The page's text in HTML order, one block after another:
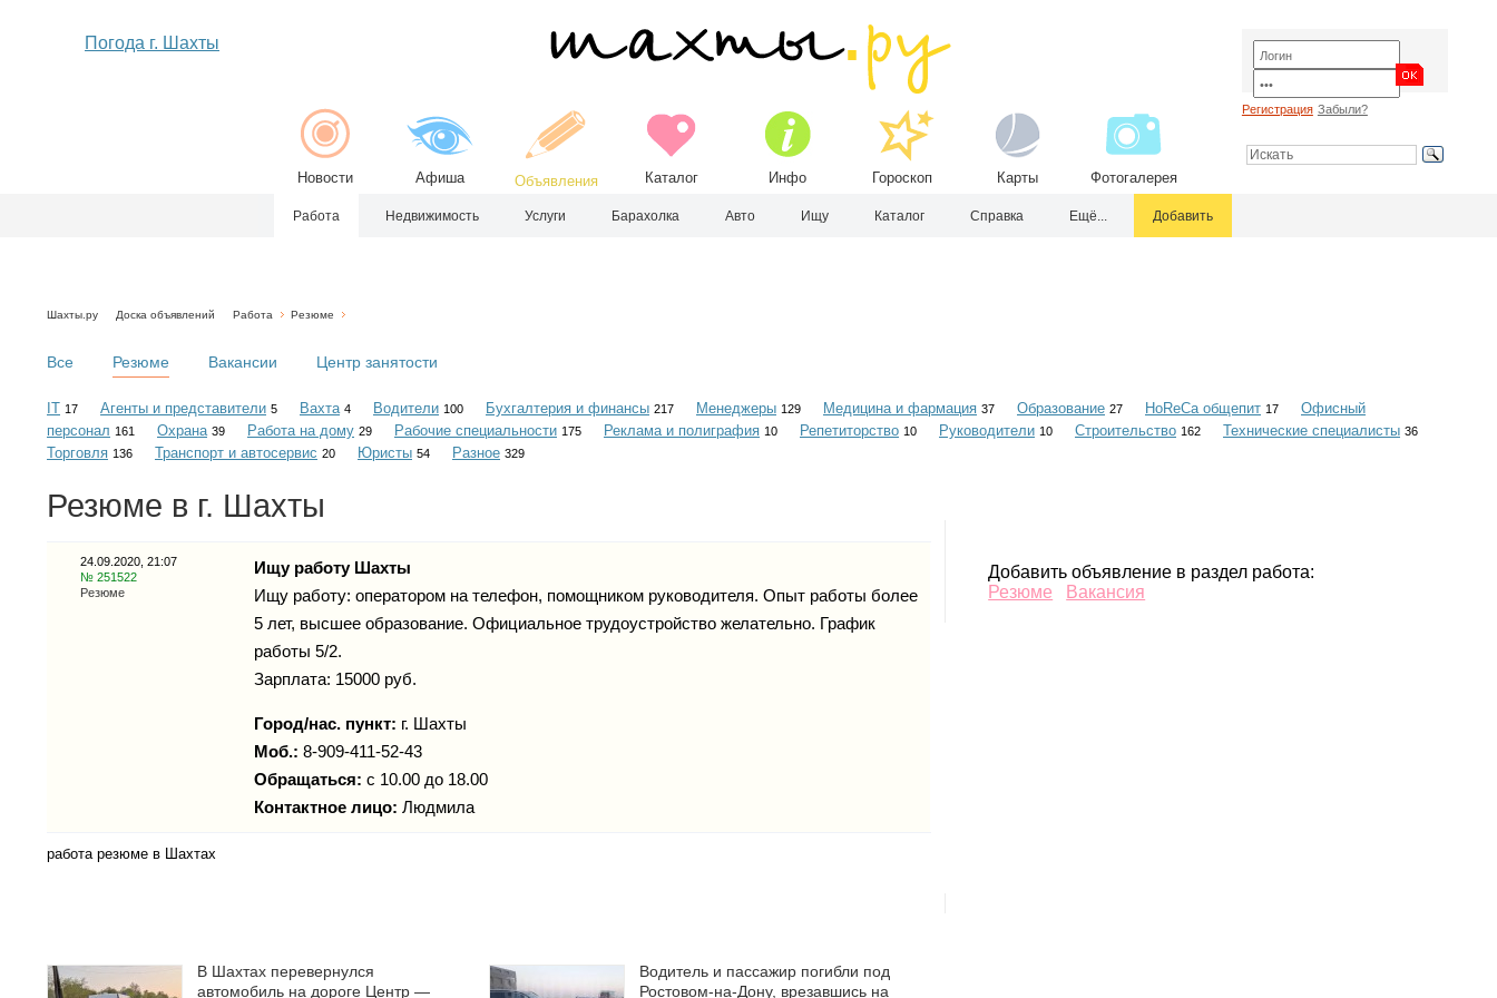
Погода г. Шахты
Новости Афиша Объявления Каталог Инфо Гороскоп Карты Фотогалерея
Регистрация Забыли?
Работа Недвижимость Услуги Барахолка Авто Ищу Каталог Справка Ещё... Добавить
Шахты.ру Доска объявлений Работа Резюме
Все Резюме Вакансии Центр занятости
IT 17 Агенты и представители 5 Вахта 4 Водители 100 Бухгалтерия и финансы 217 Менеджеры 129 Медицина и фармация 37 Образование 27 HoReCa общепит 17
Офисный
персонал 161 Охрана 39 Работа на дому 29 Рабочие специальности 175 Реклама и полиграфия 10 Репетиторство 10 Руководители 10 Строительство 162 Технические специалисты 36
Торговля 136 Транспорт и автосервис 20 Юристы 54 Разное 329
Резюме в г. Шахты
24.09.2020, 21:07
№ 251522
Резюме
Ищу работу Шахты
Ищу работу: оператором на телефон, помощником руководителя. Опыт работы более
5 лет, высшее образование. Официальное трудоустройство желательно. График
работы 5/2.
Зарплата: 15000 руб.
Город/нас. пункт: г. Шахты
Моб.: 8-909-411-52-43
Обращаться: с 10.00 до 18.00
Контактное лицо: Людмила
работа резюме в Шахтах
Добавить объявление в раздел работа:
Резюме
Вакансия
В Шахтах перевернулся
автомобиль на дороге Центр —
Водитель и пассажир погибли под
Ростовом-на-Дону, врезавшись на